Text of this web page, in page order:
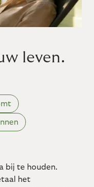
leven.
bij te houden.
het